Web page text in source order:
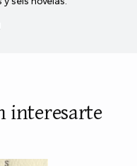
interesarte